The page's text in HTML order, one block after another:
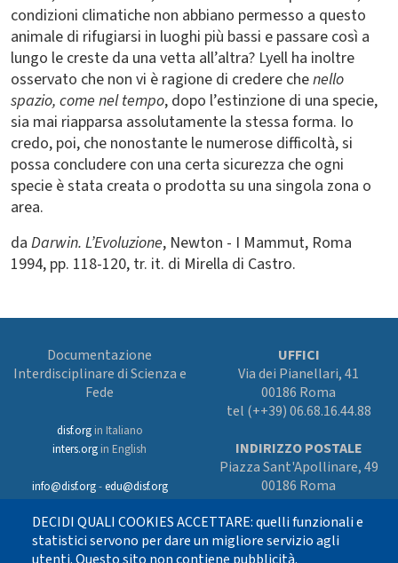
condizioni climatiche non abbiano permesso a questo
animale di rifugiarsi in luoghi più bassi e passare così a
lungo le creste da una vetta all’altra? Lyell ha inoltre
osservato che non vi è ragione di credere chenello
spazio, come nel tempo, dopo l’estinzione di una specie,
sia mai riapparsa assolutamente la stessa forma. Io
credo, poi, che nonostante le numerose difficoltà, si
possa concludere con una certa sicurezza che ogni
specie è stata creata o prodotta su una singola zona o
area.
da Darwin. L’Evoluzione, Newton - I Mammut, Roma
1994, pp. 118-120, tr. it. di Mirella di Castro.
Documentazione
Interdisciplinare di Scienza e
Fede
disf.orgin Italiano
inters.org in English
info@disf.org-edu@disf.org
UFFICI
Via dei Pianellari, 41
00186 Roma
tel (++39) 06.68.16.44.88
INDIRIZZO POSTALE
Piazza Sant'Apollinare, 49
00186 Roma
In collaborazione
con il Servizio
nazionale della CEI
DECIDI QUALI COOKIES ACCETTARE: quelli funzionali e
statistici servono per dare un migliore servizio agli